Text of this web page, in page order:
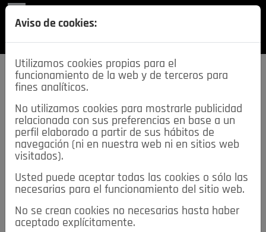
SECCIONES
descarga esta
REVISTA
≡NOTICIAS
NOTICIAS SERVICIOS DE INTERÉS
Aviso de cookies:
Utilizamos cookies propias para el
funcionamiento de la web y de terceros para
fines analíticos.
No utilizamos cookies para mostrarle publicidad
relacionada con sus preferencias en base a un
perfil elaborado a partir de sus hábitos de
navegación (ni en nuestra web ni en sitios web
visitados).
Usted puede aceptar todas las cookies o sólo las
necesarias para el funcionamiento del sitio web.
No se crean cookies no necesarias hasta haber
aceptado explícitamente.